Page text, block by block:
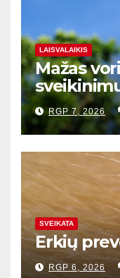
LAISVALAIKIS
Mažas
RGP 7, 2026
SVEIKATA
Erkių
RGP 6, 2026